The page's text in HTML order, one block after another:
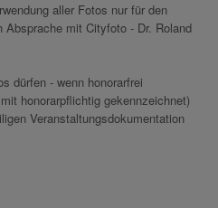
aller Fotos nur für den
Absprache mit Cityfoto - Dr. Roland
dürfen - wenn honorarfrei
honorarpflichtig gekennzeichnet)
Veranstaltungsdokumentation